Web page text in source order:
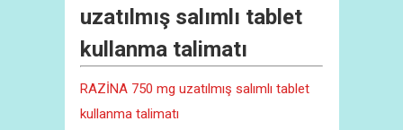
uzatılmış salımlı tablet
kullanma talimatı
RAZİNA 750 mg uzatılmış salımlı tablet
kullanma talimatı